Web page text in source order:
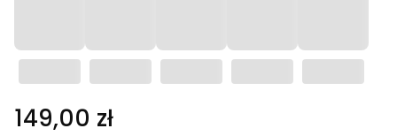
Cena
149,00 zł